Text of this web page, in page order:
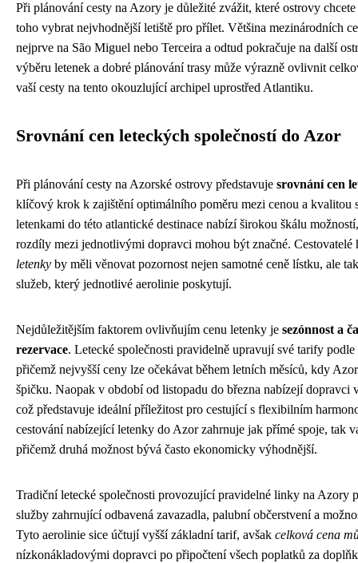
Při plánování cesty na Azory je důležité zvážit, které ostrovy
toho vybrat nejvhodnější letiště pro přílet. Většina mezinárodních
nejprve na São Miguel nebo Terceira a odtud pokračuje na další
výběru letenek a dobré plánování trasy může výrazně ovlivnit
vaší cesty na tento okouzlující archipel uprostřed Atlantiku.
Srovnání cen leteckých společností do Azor
Při plánování cesty na Azorské ostrovy představuje srovnání cen
klíčový krok k zajištění optimálního poměru mezi cenou a kvalitou
letenkami do této atlantické destinace nabízí širokou škálu
rozdíly mezi jednotlivými dopravci mohou být značné.
letenky by měli věnovat pozornost nejen samotné ceně lístku, ale
služeb, který jednotlivé aerolinie poskytují.
Nejdůležitějším faktorem ovlivňujím cenu letenky je sezónnost a
rezervace. Letecké společnosti pravidelně upravují své tarify
přičemž nejvyšší ceny lze očekávat během letních měsíců, kdy
špičku. Naopak v období od listopadu do března nabízejí dopravci
což představuje ideální příležitost pro cestující s flexibilním
cestování nabízející letenky do Azor zahrnuje jak přímé spoje, tak
přičemž druhá možnost bývá často ekonomicky výhodnější.
Tradiční letecké společnosti provozující pravidelné linky na Azory
služby zahrnující odbavená zavazadla, palubní občerstvení a
Tyto aerolinie sice účtují vyšší základní tarif, avšak celková cena
nízkonákladovými dopravci po připočtení všech poplatků za